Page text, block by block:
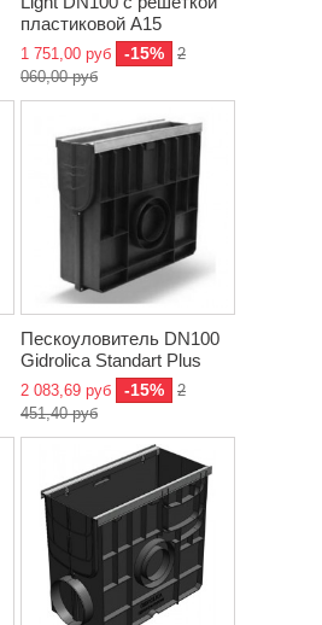
пластиковой A15
1 751,00 руб -15%
2
060,00 руб
Пескоуловитель DN100
Gidrolica Standart Plus
2 083,69 руб -15%
2
451,40 руб